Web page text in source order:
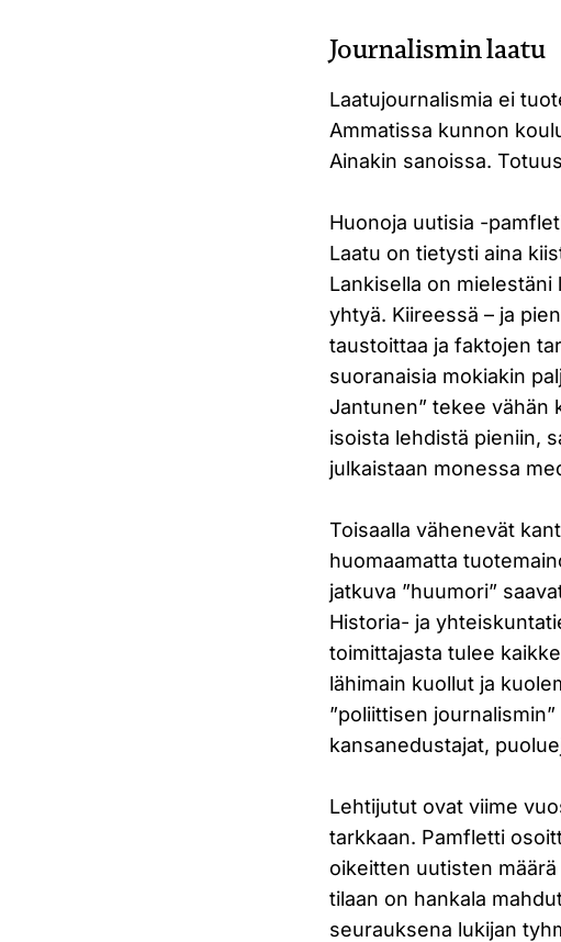
Journalismin laatu
Laatujournalismia ei
Ammatissa kunnon
Ainakin sanoissa.
Huonoja uutisia -
Laatu on tietysti aina
Lankisella on
yhtyä. Kiireessä – ja
taustoittaa ja faktojen
suoranaisia mokiakin
Jantunen” tekee vähän
isoista lehdistä pieniin,
julkaistaan monessa
Toisaalla vähenevät
huomaamatta
jatkuva ”huumori”
Historia- ja
toimittajasta tulee
lähimain kuollut ja
”poliittisen
kansanedustajat,
Lehtijutut ovat viime
tarkkaan. Pamfletti
oikeitten uutisten
tilaan on hankala
seurauksena lukijan